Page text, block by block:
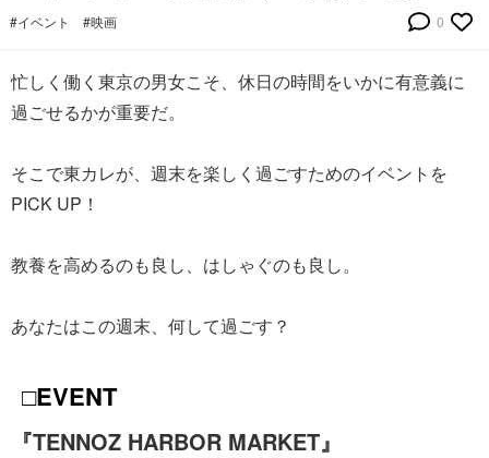
#イベント #映画 0
忙しく働く東京の男女こそ、休日の時間をいかに有意義に
過ごせるかが重要だ。
そこで東カレが、週末を楽しく過ごすためのイベントを
PICK UP！
教養を高めるのも良し、はしゃぐのも良し。
あなたはこの週末、何して過ごす？
□EVENT
『TENNOZ HARBOR MARKET』